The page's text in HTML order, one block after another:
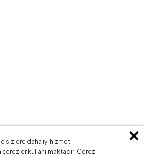
sizlere daha iyi hizmet
kullanılmaktadır. Çerez